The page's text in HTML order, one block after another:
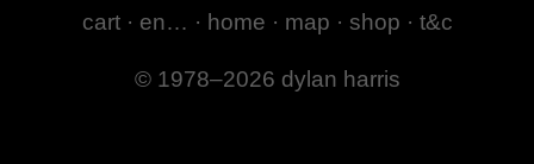
cart · en… · home · map · shop · t&c
© 1978–2026 dylan harris